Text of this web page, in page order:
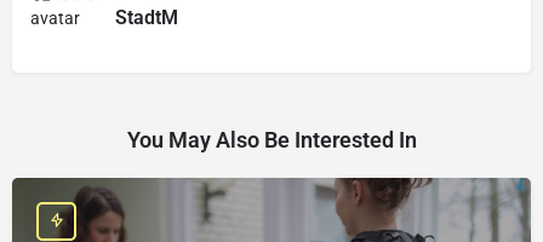
StadtM
You May Also Be Interested In